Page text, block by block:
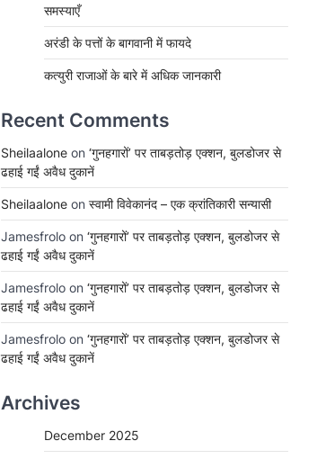
समस्याएँ
अरंडी के पत्तों के बागवानी में फायदे
कत्युरी राजाओं के बारे में अधिक जानकारी
Recent Comments
Sheilaalone on ‘गुनहगारों’ पर ताबड़तोड़ एक्शन, बुलडोजर से
ढहाई गईं अवैध दुकानें
Sheilaalone on स्वामी विवेकानंद – एक क्रांतिकारी सन्यासी
Jamesfrolo on ‘गुनहगारों’ पर ताबड़तोड़ एक्शन, बुलडोजर से
ढहाई गईं अवैध दुकानें
Jamesfrolo on ‘गुनहगारों’ पर ताबड़तोड़ एक्शन, बुलडोजर से
ढहाई गईं अवैध दुकानें
Jamesfrolo on ‘गुनहगारों’ पर ताबड़तोड़ एक्शन, बुलडोजर से
ढहाई गईं अवैध दुकानें
Archives
December 2025